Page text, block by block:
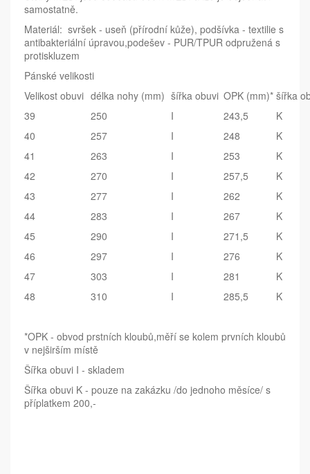
samostatně.
Materiál: svršek - useň (přírodní kůže), podšívka - textilie s
antibakteriální úpravou,podešev - PUR/TPUR odpružená s
protiskluzem
Pánské velikosti
Velikost obuvi délka nohy (mm) šířka obuvi OPK (mm)* šířka
39
250 I 243,5
K
40
257 I 248
K
41
263 I 253
K
42
270 I 257,5
K
43
277 I 262
K
44
283 I 267
K
45
290 I 271,5
K
46
297 I 276
K
47
303 I 281
K
48
310 I 285,5 K
*OPK - obvod prstních kloubů,měří se kolem prvních kloubů
v nejširším místě
Šířka obuvi I - skladem
Šířka obuvi K - pouze na zakázku /do jednoho měsíce/ s
příplatkem 200,-